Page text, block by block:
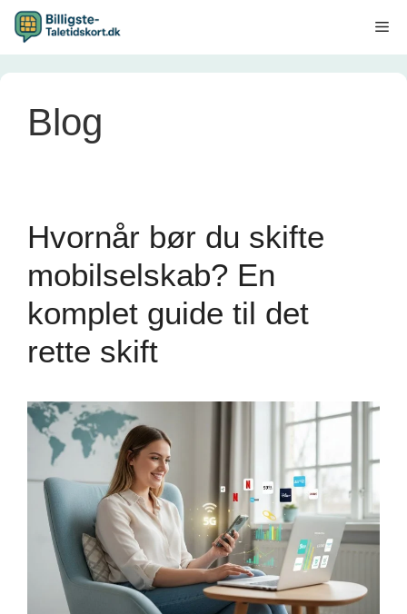
Hop
indhold
Blog
Hvornår bør du skifte
mobilselskab? En
komplet guide til det
rette skift